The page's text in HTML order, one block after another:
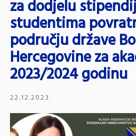
za dodjelu
studentima
području države
Hercegovine za
2023/2024 godinu
22.12.2023.